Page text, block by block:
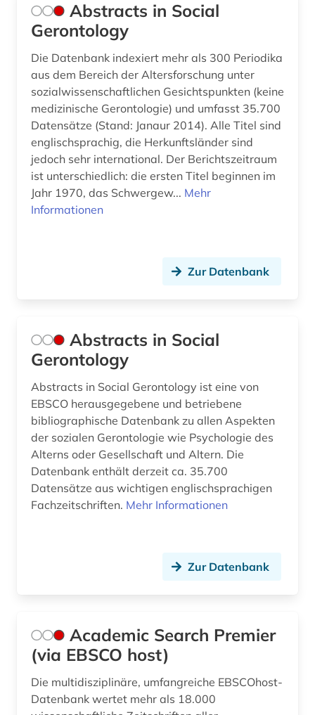
bildungsforschung (8)
bildungsinstitutionen (1)
bildungspolitik (1)
bildungssystem (1)
bildungswesen (1)
biodiversität (1)
biomechanik (1)
black theater (1)
bolivien (1)
bosnien und herzegowina (1)
bosnien-herzegowina (2)
brandenburg (3)
briefsammlung (1)
british academy (1)
Abstracts in Social
Gerontology
Die Datenbank indexiert mehr als 300 Periodika
aus dem Bereich der Altersforschung unter
sozialwissenschaftlichen Gesichtspunkten (keine
medizinische Gerontologie) und umfasst 35.700
Datensätze (Stand: Janaur 2014). Alle Titel sind
englischsprachig, die Herkunftsländer sind
jedoch sehr international. Der Berichtszeitraum
ist unterschiedlich: die ersten Titel beginnen im
Jahr 1970, das Schwergew... Mehr
Informationen
Zur Datenbank
Abstracts in Social
Gerontology
Abstracts in Social Gerontology ist eine von
EBSCO herausgegebene und betriebene
bibliographische Datenbank zu allen Aspekten
der sozialen Gerontologie wie Psychologie des
Alterns oder Gesellschaft und Altern. Die
Datenbank enthält derzeit ca. 35.700
Datensätze aus wichtigen englischsprachigen
Fachzeitschriften. Mehr Informationen
Zur Datenbank
Academic Search Premier
(via EBSCO host)
Die multidisziplinäre, umfangreiche EBSCOhost-
Datenbank wertet mehr als 18.000